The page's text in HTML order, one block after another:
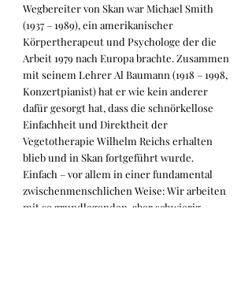
Wegbereiter von Skan war Michael Smith
(1937 – 1989), ein amerikanischer
Körpertherapeut und Psychologe der die
Arbeit 1979 nach Europa brachte. Zusammen
mit seinem Lehrer Al Baumann (1918 – 1998,
Konzertpianist) hat er wie kein anderer
dafür gesorgt hat, dass die schnörkellose
Einfachheit und Direktheit der
Vegetotherapie Wilhelm Reichs erhalten
blieb und in Skan fortgeführt wurde.
Einfach – vor allem in einer fundamental
zwischen­menschlichen Weise: Wir arbeiten
mit so grundlegenden, aber schwierig